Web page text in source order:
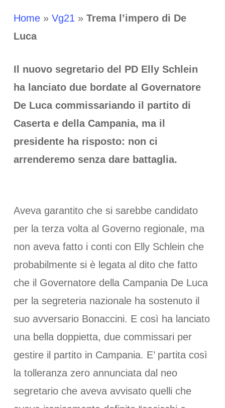
Home» Vg21 » Trema l’impero di De
Luca
Il nuovo segretario del PD Elly Schlein
ha lanciato due bordate al Governatore
De Luca commissariando il partito di
Caserta e della Campania, ma il
presidente ha risposto: non ci
arrenderemo senza dare battaglia.
Aveva garantito che si sarebbe candidato
per la terza volta al Governo regionale, ma
non aveva fatto i conti con Elly Schlein che
probabilmente si è legata al dito che fatto
che il Governatore della Campania De Luca
per la segreteria nazionale ha sostenuto il
suo avversario Bonaccini. E così ha lanciato
una bella doppietta, due commissari per
gestire il partito in Campania. E’ partita così
la tolleranza zero annunciata dal neo
segretario che aveva avvisato quelli che